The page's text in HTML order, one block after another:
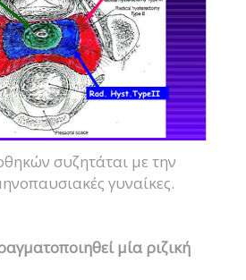
συζητάται με την
γυναίκες.
μία ριζική